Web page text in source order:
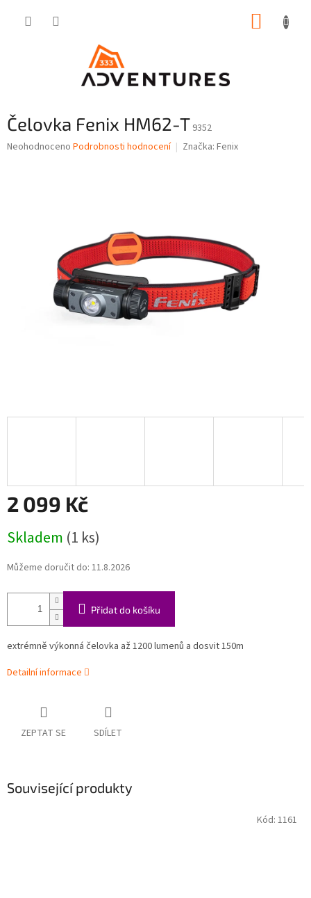
Čelovka Fenix HM62-T 9352
Průměrné
Neohodnoceno Podrobnosti hodnocení Značka: Fenix
2 099 Kč
cena:
Skladem (1 ks)
Můžeme doručit do: 11.8.2026
Přidat do košíku
extrémně výkonná čelovka až 1200 lumenů a dosvit 150m
Detailní informace
ZEPTAT SE SDÍLET
Související produkty
Kód: 1161